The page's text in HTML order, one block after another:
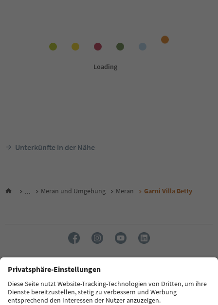
Unterkünfte in der Nähe
... Meran und Umgebung Meran Garni Villa Betty
Sprache: Deutsch
FAQ Kontakt Presse MICE Datenschutzerklärung